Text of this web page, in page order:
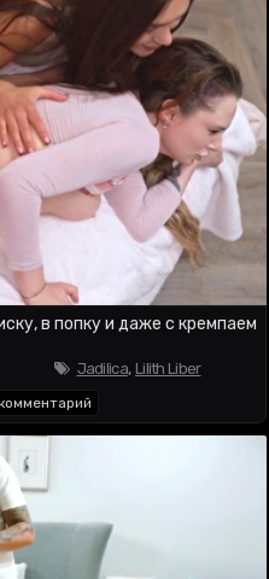
в попку и даже с кремпаем
Jadilica, Lilith Liber